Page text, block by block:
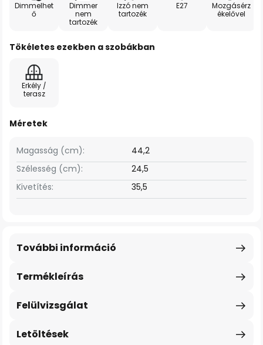
Dimmelhet
ő
Dimmer
nem
tartozék
Izzó nem
tartozék
E27
Mozgásérz
ékelővel
Tökéletes ezekben a szobákban
Erkély /
terasz
Méretek
Szélesség (cm): 24,5
Magasság (cm): 44,2
Kivetítés: 35,5
Termékleírás
További információ
Felülvizsgálat
Letöltések